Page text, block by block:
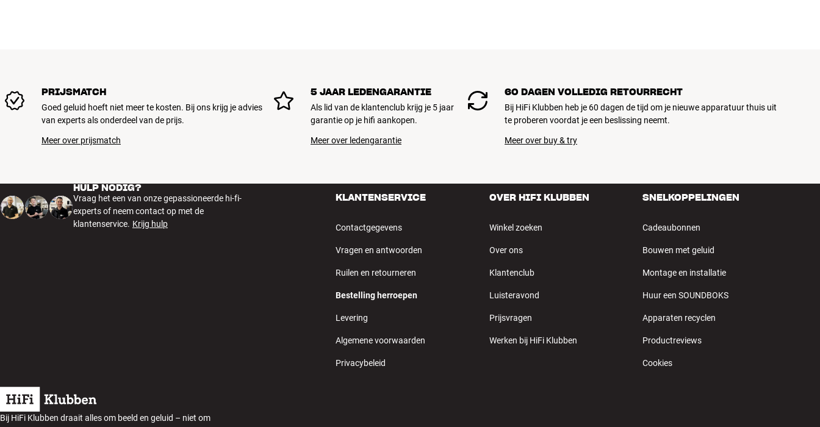
PRIJSMATCH
Goed geluid hoeft niet meer te kosten. Bij ons krijg je advies
van experts als onderdeel van de prijs.
Meer over prijsmatch
5 JAAR LEDENGARANTIE
Als lid van de klantenclub krijg je 5 jaar
garantie op je hifi aankopen.
Meer over ledengarantie
60 DAGEN VOLLEDIG RETOURRECHT
Bij HiFi Klubben heb je 60 dagen de tijd om je nieuwe apparatuur thuis uit
te proberen voordat je een beslissing neemt.
Meer over buy & try
HULP NODIG?
Vraag het een van onze gepassioneerde hi-fi-
experts of neem contact op met de
klantenservice. Krijg hulp
KLANTENSERVICE
Contactgegevens
Vragen en antwoorden
Ruilen en retourneren
Bestelling herroepen
Levering
Algemene voorwaarden
Privacybeleid
OVER HIFI KLUBBEN
Winkel zoeken
Over ons
Klantenclub
Luisteravond
Prijsvragen
Werken bij HiFi Klubben
SNELKOPPELINGEN
Cadeaubonnen
Bouwen met geluid
Montage en installatie
Huur een SOUNDBOKS
Apparaten recyclen
Productreviews
Cookies
Bij HiFi Klubben draait alles om beeld en geluid – niet om